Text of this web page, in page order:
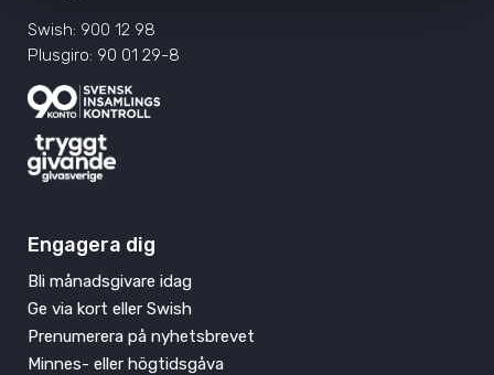
Swish: 900 12 98
Plusgiro: 90 01 29-8
Engagera dig
Bli månadsgivare idag
Ge via kort eller Swish
Prenumerera på nyhetsbrevet
Minnes- eller högtidsgåva